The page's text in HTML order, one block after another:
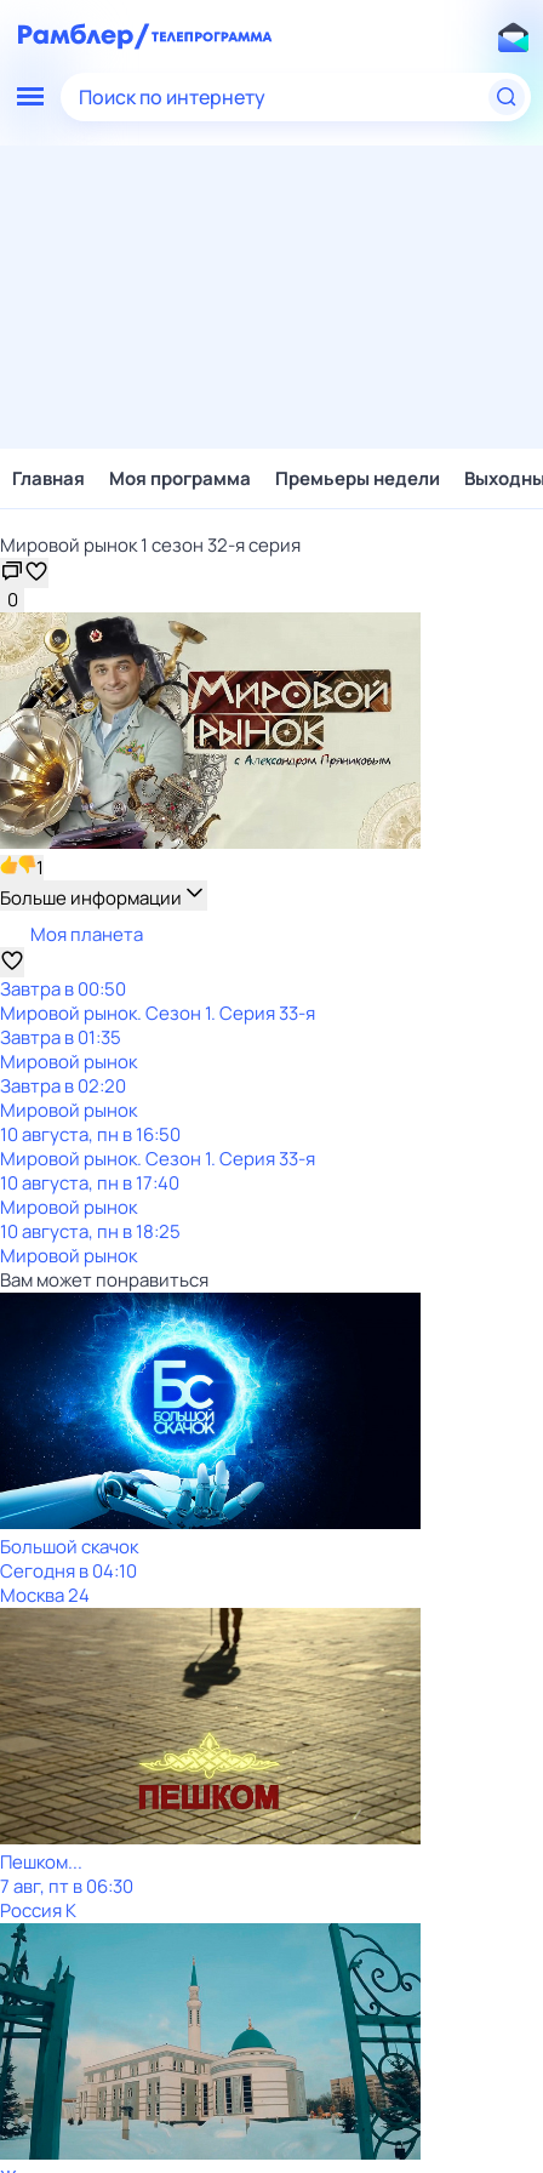
Поиск по интернету
Главная Моя программа Премьеры недели
Мировой рынок 1 сезон 32-я серия
0
1
Больше информации
Моя планета
Завтра в 00:50
Мировой рынок. Сезон 1. Серия 33-я
Завтра в 01:35
Мировой рынок
Завтра в 02:20
Мировой рынок
10 августа, пн в 16:50
Мировой рынок. Сезон 1. Серия 33-я
10 августа, пн в 17:40
Мировой рынок
10 августа, пн в 18:25
Мировой рынок
Вам может понравиться
Большой скачок
Сегодня в 04:10
Москва 24
Пешком...
7 авг, пт в 06:30
Россия К